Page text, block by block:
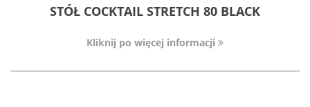
STÓŁ COCKTAIL STRETCH 80 BLACK
Kliknij po więcej informacji